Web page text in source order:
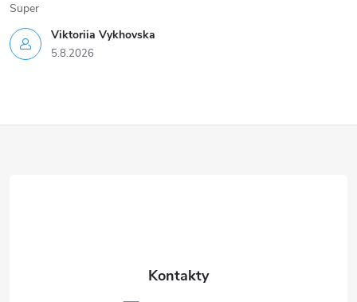
Viktoriia Vykhovska
5.8.2026
Super